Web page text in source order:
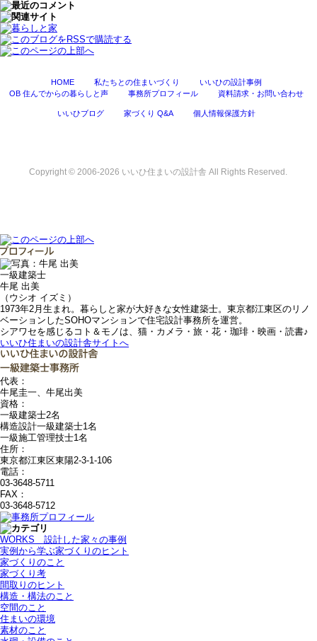
HOME 私たちとの住まいづくり
いいひの設計事例
OB 住んでからの暮らしと声
事務所プロフィール 資料請求・お問い合わせ
いいひブログ 家づくり Q&A 個人情報保護方針
Copyright © 2006-2026 いいひ住まいの設計舎 All Rights Reserved.
一級建築士
牛尾 出美
（ウシオ イズミ）
1973年2月生まれ。暮らしと家が大好きな女性建築士。東京都江東区のリノ
ベーションしたSOHOマンションで住宅設計事務所を運営。
シアワセを感じるコト＆モノは、猫・カメラ・旅・花・珈琲・映画・読書♪
いいひ住まいの設計舎サイトへ
代表：
牛尾圭一、牛尾出美
資格：
一級建築士2名
構造設計一級建築士1名
一級施工管理技士1名
住所：
東京都江東区東陽2-3-1-106
電話：
03-3648-5711
FAX：
03-3648-5712
WORKS＿設計した家々の事例
実例から学ぶ家づくりのヒント
家づくりのこと
家づくり考
間取りのヒント
構造・構法のこと
空間のこと
住まいの環境
素材のこと